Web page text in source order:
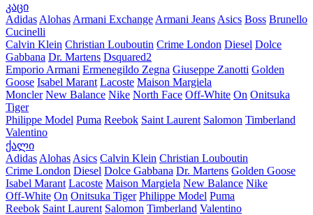
კაცი
Adidas Alohas Armani Exchange Armani Jeans Asics Boss Brunello
Cucinelli
Calvin Klein Christian Louboutin Crime London Diesel Dolce
Gabbana Dr. Martens Dsquared2
Emporio Armani Ermenegildo Zegna Giuseppe Zanotti Golden
Goose Isabel Marant Lacoste Maison Margiela
Moncler New Balance Nike North Face Off-White On Onitsuka
Tiger
Philippe Model Puma Reebok Saint Laurent Salomon Timberland
Valentino
ქალი
Adidas Alohas Asics Calvin Klein Christian Louboutin
Crime London Diesel Dolce Gabbana Dr. Martens Golden Goose
Isabel Marant Lacoste Maison Margiela New Balance Nike
Off-White On Onitsuka Tiger Philippe Model Puma
Reebok Saint Laurent Salomon Timberland Valentino